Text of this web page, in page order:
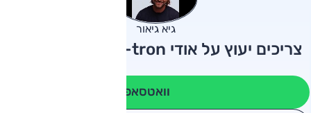
גיא גיאור
צריכים יעוץ על אודי Q8 e-tron ספורטבק?
וואטסאפ